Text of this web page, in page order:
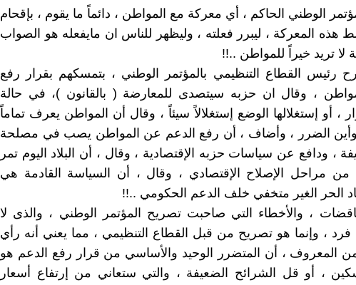
الوطني الحاكم ، أي معركة مع المواطن ، دائماً ما يقوم ، بإقحام
هذه المعركة ، ليبرر فعلته ، وليظهر للناس ان مايفعله هو الصواب
لا تريد خيراً للمواطن ..!!
رئيس القطاع التنظيمي بالمؤتمر الوطني ، بتمسكهم بقرار رفع
، وقال ان حزبه سيتصدى للمعارضة ( بالقانون )، في حالة
، أو إستغلالها الوضع إستغلالاً سيئاً ، وقال أن المواطن يعرف تماماً
وأين الضرر ، وأضاف ، أن رفع الدعم عن المواطن يصب في مصلحة
، ودافع عن سياسات حزبه الإقتصادية ، وقال ، أن البلاد اليوم تمر
مراحل الإصلاح الإقتصادي ، وقال ، أن السياسة القادمة هي
الحر الغير متخفي خلف الدعم الحكومي ..!!
، والأخطاء التي صاحبت تصريح المؤتمر الوطني ، والذى لا
، وإنما هو تصريح من قبل القطاع التنظيمي ، مما يعني أنه رأي
المعروف ، أن المتضرر الوحيد والأساسي من قرار رفع الدعم هو
، أو قل الشرائح الضعيفة ، والتي ستعاني من إرتفاع أسعار